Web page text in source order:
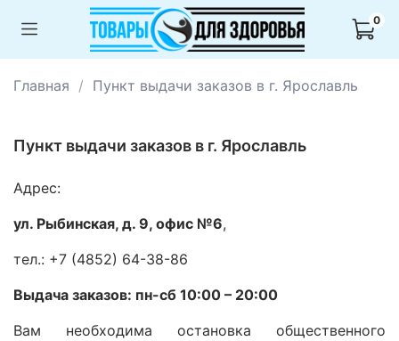
0
Главная Пункт выдачи заказов в г. Ярославль
Пункт выдачи заказов в г. Ярославль
Адрес:
ул. Рыбинская, д. 9, офис №6,
тел.: +7 (4852) 64-38-86
Выдача заказов: пн-сб 10:00 – 20:00
Вам необходима остановка общественного